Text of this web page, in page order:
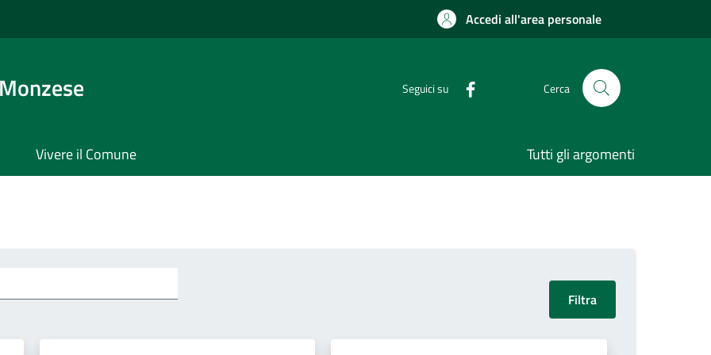
Accedi all'area personale
Seguici su Cerca
Vivere il Comune Tutti gli argomenti